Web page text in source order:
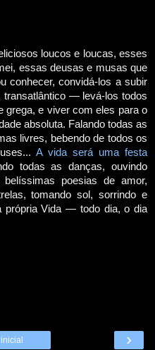
loucos e loucas, esses
essas deusas e musas que
conhecer, convidá-los a subir
— levá-los todos
grega, e viver com eles para o
absoluta. Falando todas as
livres, bebendo de todos os
A vida será uma festa
todas as danças, ouvindo
poesias de amor,
tomando sol, sorrindo e
própria Vida — todo dia, o dia
›